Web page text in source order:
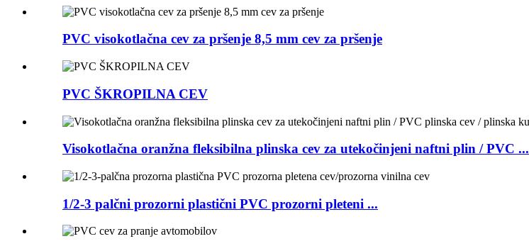
PVC visokotlačna cev za pršenje 8,5 mm cev za pršenje
PVC ŠKROPILNA CEV
Visokotlačna oranžna fleksibilna plinska cev za utekočinjeni naftni plin / PVC ...
1/2-3 palčni prozorni plastični PVC prozorni pleteni ...